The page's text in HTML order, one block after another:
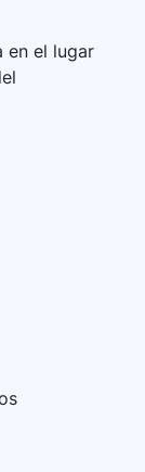
en el lugar